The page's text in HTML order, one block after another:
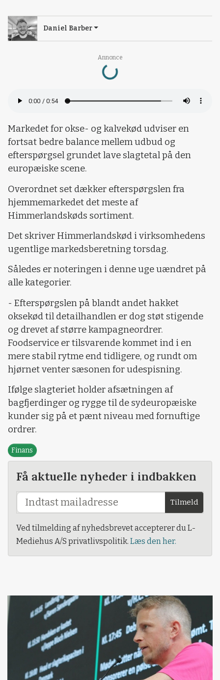
Annonce
Loading...
Daniel Barber
Markedet for okse- og kalvekød udviser en
fortsat bedre balance mellem udbud og
efterspørgsel grundet lave slagtetal på den
europæiske scene.
Overordnet set dækker efterspørgslen fra
hjemmemarkedet det meste af
Himmerlandskøds sortiment.
Det skriver Himmerlandskød i virksomhedens
ugentlige markedsberetning torsdag.
Således er noteringen i denne uge uændret på
alle kategorier.
- Efterspørgslen på blandt andet hakket
oksekød til detailhandlen er dog støt stigende
og drevet af større kampagneordrer.
Foodservice er tilsvarende kommet ind i en
mere stabil rytme end tidligere, og rundt om
hjørnet venter sæsonen for udespisning.
Ifølge slagteriet holder afsætningen af
bagfjerdinger og rygge til de sydeuropæiske
kunder sig på et pænt niveau med fornuftige
ordrer.
Finans
Få aktuelle nyheder i indbakken
Tilmeld
Ved tilmelding af nyhedsbrevet accepterer du L-
Mediehus A/S privatlivspolitik. Læs den her.